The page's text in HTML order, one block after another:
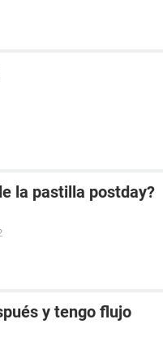
la pastilla postday?
y tengo flujo